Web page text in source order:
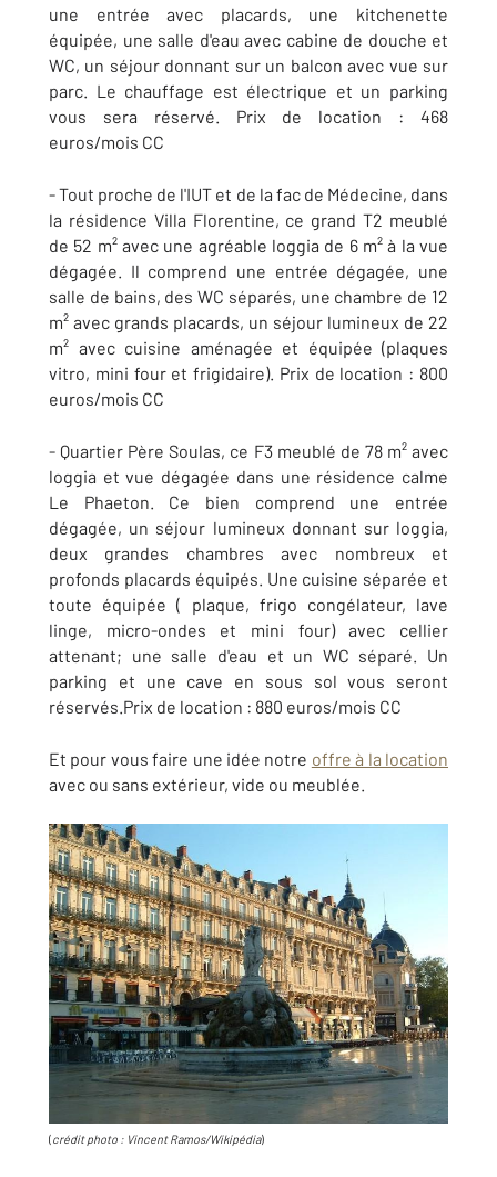
une entrée avec placards, une kitchenette
équipée, une salle d'eau avec cabine de douche et
WC, un séjour donnant sur un balcon avec vue sur
parc. Le chauffage est électrique et un parking
vous sera réservé. Prix de location : 468
euros/mois CC
- Tout proche de l'IUT et de la fac de Médecine, dans
la résidence Villa Florentine, ce grand T2 meublé
de 52 m² avec une agréable loggia de 6 m² à la vue
dégagée. Il comprend une entrée dégagée, une
salle de bains, des WC séparés, une chambre de 12
m² avec grands placards, un séjour lumineux de 22
m² avec cuisine aménagée et équipée (plaques
vitro, mini four et frigidaire). Prix de location : 800
euros/mois CC
- Quartier Père Soulas, ce F3 meublé de 78 m² avec
loggia et vue dégagée dans une résidence calme
Le Phaeton. Ce bien comprend une entrée
dégagée, un séjour lumineux donnant sur loggia,
deux grandes chambres avec nombreux et
profonds placards équipés. Une cuisine séparée et
toute équipée ( plaque, frigo congélateur, lave
linge, micro-ondes et mini four) avec cellier
attenant; une salle d'eau et un WC séparé. Un
parking et une cave en sous sol vous seront
réservés.Prix de location : 880 euros/mois CC
Et pour vous faire une idée notre offre à la location
avec ou sans extérieur, vide ou meublée.
(crédit photo : Vincent Ramos/Wikipédia)